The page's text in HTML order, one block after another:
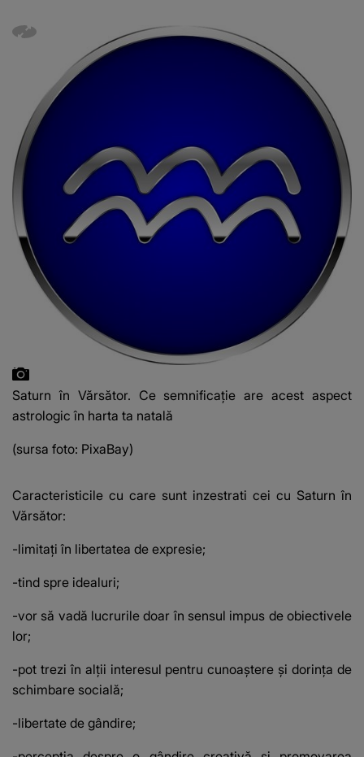
mesaj emoționant
fanilor
Saturn în Vărsător. Ce semnificație are acest aspect
astrologic în harta ta natală
(sursa foto: PixaBay)
Caracteristicile cu care sunt inzestrati cei cu Saturn în
Vărsător:
-limitați în libertatea de expresie;
-tind spre idealuri;
-vor să vadă lucrurile doar în sensul impus de obiectivele
lor;
-pot trezi în alții interesul pentru cunoaștere și dorința de
schimbare socială;
-libertate de gândire;